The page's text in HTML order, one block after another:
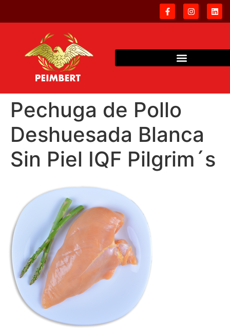
Pechuga de Pollo
Deshuesada Blanca
Sin Piel IQF Pilgrim´s